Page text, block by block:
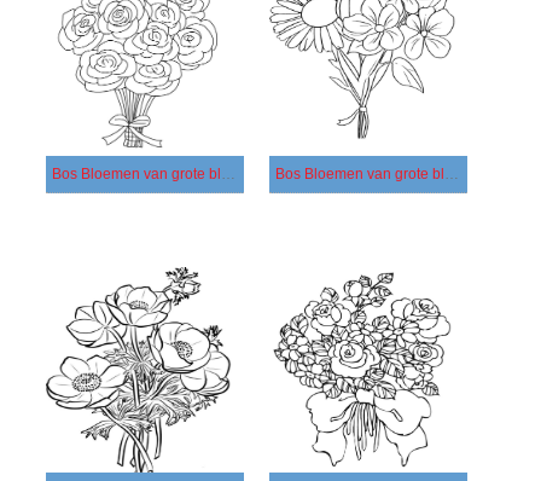
Bos Bloemen van grote bloemen gratis Bos Bloemen van grote bloemen